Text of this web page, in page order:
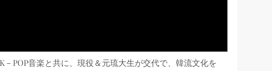
POP音楽と共に、現役＆元琉大生が交代で、韓流文化を